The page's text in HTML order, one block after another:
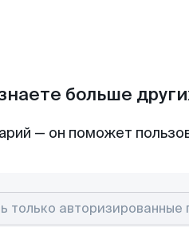
больше
— он поможет